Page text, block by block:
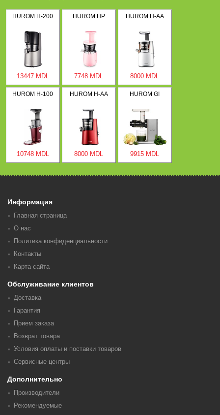
HUROM H-200
13447 MDL
HUROM HP
7748 MDL
HUROM H-AA
8000 MDL
HUROM H-100
10748 MDL
HUROM H-AA
8000 MDL
HUROM GI
9915 MDL
Информация
Главная страница
О нас
Политика конфиденциальности
Контакты
Карта сайта
Обслуживание клиентов
Доставка
Гарантия
Прием заказа
Возврат товара
Условия оплаты и поставки товаров
Сервисные центры
Дополнительно
Производители
Рекомендуемые